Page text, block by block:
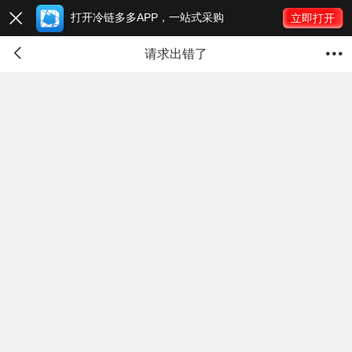
 打开冷链多多APP，一站式采购 立即打开
 请求出错了 